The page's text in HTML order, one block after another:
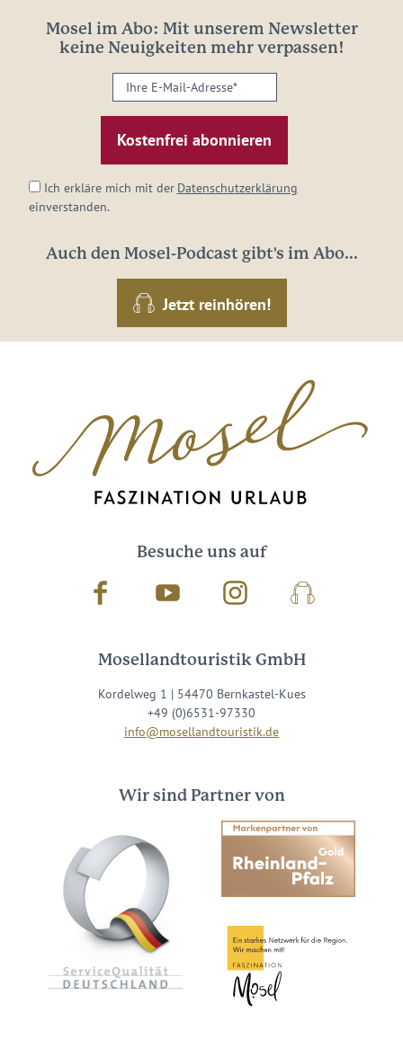
Mosel im Abo: Mit unserem Newsletter
keine Neuigkeiten mehr verpassen!
Ihre
E-
Mail-
Adresse:
Ich erkläre mich mit der Datenschutzerklärung
einverstanden.
Auch den Mosel-Podcast gibt's im Abo...
Jetzt reinhören!
Besuche uns auf
Facebook Youtube InstagramPodcast
Mosellandtouristik GmbH
Kordelweg 1 | 54470 Bernkastel-Kues
+49 (0)6531-97330
info@mosellandtouristik.de
Wir sind Partner von